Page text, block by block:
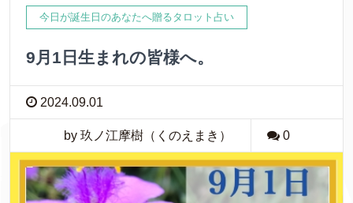
今日が誕生日のあなたへ贈るタロット占い
9月1日生まれの皆様へ。
2024.09.01
by 玖ノ江摩樹（くのえまき） 0